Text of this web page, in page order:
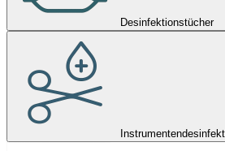
Desinfektionstücher